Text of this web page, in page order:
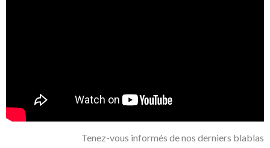
Tenez-vous informés de nos derniers blablas